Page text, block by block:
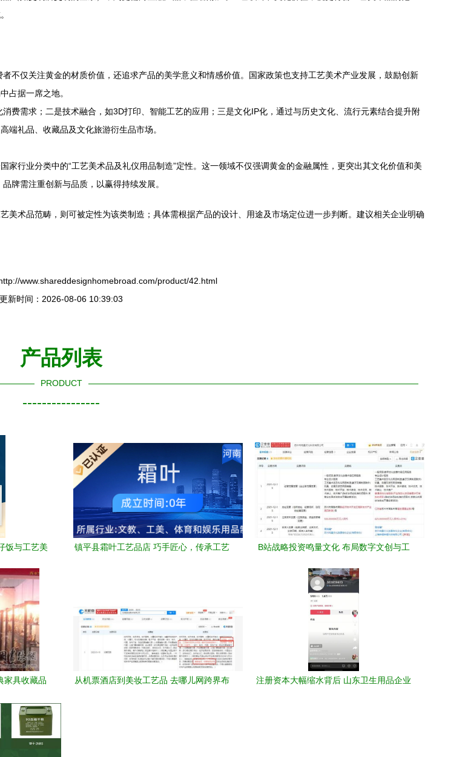
不仅关注黄金的材质价值，还追求产品的美学意义和情感价值。国家政策也支持工艺美术产业发展，鼓励创新
占据一席之地。
费需求；二是技术融合，如3D打印、智能工艺的应用；三是文化IP化，通过与历史文化、流行元素结合提升附
端礼品、收藏品及文化旅游衍生品市场。
家行业分类中的“工艺美术品及礼仪用品制造”定性。这一领域不仅强调黄金的金融属性，更突出其文化价值和美
牌需注重创新与品质，以赢得持续发展。
美术品范畴，则可被定性为该类制造；具体需根据产品的设计、用途及市场定位进一步判断。建议相关企业明确
www.shareddesignhomebroad.com/product/42.html
更新时间：2026-08-06 10:39:03
产品列表
PRODUCT
----------------
饭与工艺美
镇平县霜叶工艺品店 巧手匠心，传承工艺
B站战略投资鸣量文化 布局数字文创与工
家具收藏品
从机票酒店到美妆工艺品 去哪儿网跨界布
注册资本大幅缩水背后 山东卫生用品企业